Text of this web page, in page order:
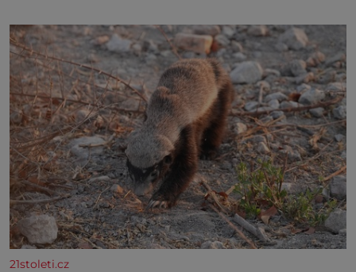
21stoleti.cz